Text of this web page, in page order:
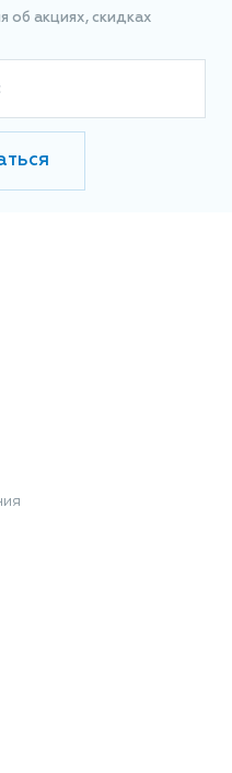
об акциях, скидках